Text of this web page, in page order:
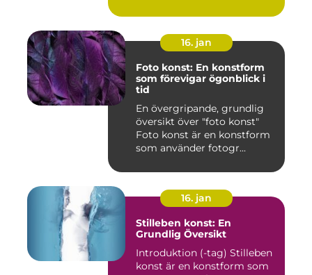
16. jan
Foto konst: En konstform
som förevigar ögonblick i
tid
En övergripande, grundlig
översikt över "foto konst"
Foto konst är en konstform
som använder fotogr...
16. jan
Stilleben konst: En
Grundlig Översikt
Introduktion (-tag) Stilleben
konst är en konstform som